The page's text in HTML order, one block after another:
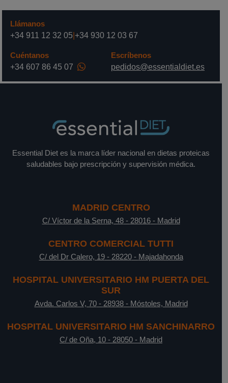
Llámanos
+34 911 12 32 05 +34 930 12 03 67
Cuéntanos
+34 607 86 45 07
Escríbenos
pedidos@essentialdiet.es
Essential Diet es la marca líder nacional en dietas proteicas
saludables bajo prescripción y supervisión médica.
MADRID CENTRO
C/ Víctor de la Serna, 48- 28016- Madrid
CENTRO COMERCIAL TUTTI
C/ del Dr Calero, 19- 28220- Majadahonda
HOSPITAL UNIVERSITARIO HM PUERTA DEL
SUR
Avda. Carlos V, 70- 28938- Móstoles, Madrid
HOSPITAL UNIVERSITARIO HM SANCHINARRO
C/ de Oña, 10 - 28050 - Madrid